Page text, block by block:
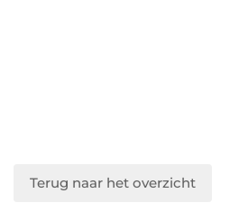
Terug naar het overzicht